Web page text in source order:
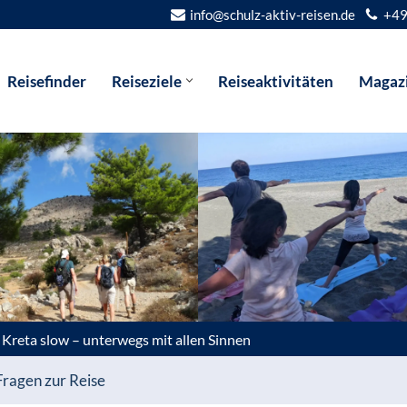
info@schulz-aktiv-reisen.de
Reisefinder Reiseziele Reiseaktivitäten
Kreta slow – unterwegs mit allen Sinnen
zur Reise